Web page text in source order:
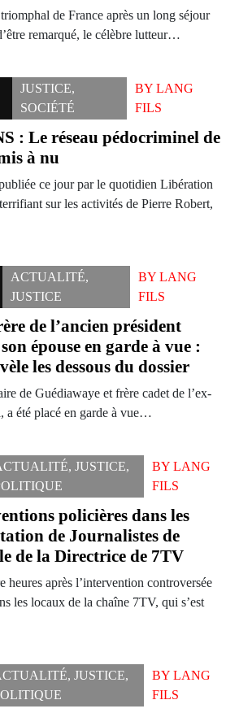
de France après un long séjour
remarqué, le célèbre lutteur…
JUSTICE,
SOCIÉTÉ
BYLANG
FILS
: Le réseau pédocriminel de
à nu
ce jour par le quotidien Libération
sur les activités de Pierre Robert,
ACTUALITÉ,
JUSTICE
BYLANG
FILS
de l’ancien président
épouse en garde à vue :
les dessous du dossier
de Guédiawaye et frère cadet de l’ex-
a été placé en garde à vue…
, JUSTICE,
BYLANG
FILS
policières dans les
de Journalistes de
de la Directrice de 7TV
heures après l’intervention controversée
les locaux de la chaîne 7TV, qui s’est
, JUSTICE,
BY LANG
FILS